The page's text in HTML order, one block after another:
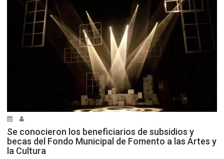
Se conocieron los beneficiarios de subsidios y
becas del Fondo Municipal de Fomento a las Artes y
la Cultura